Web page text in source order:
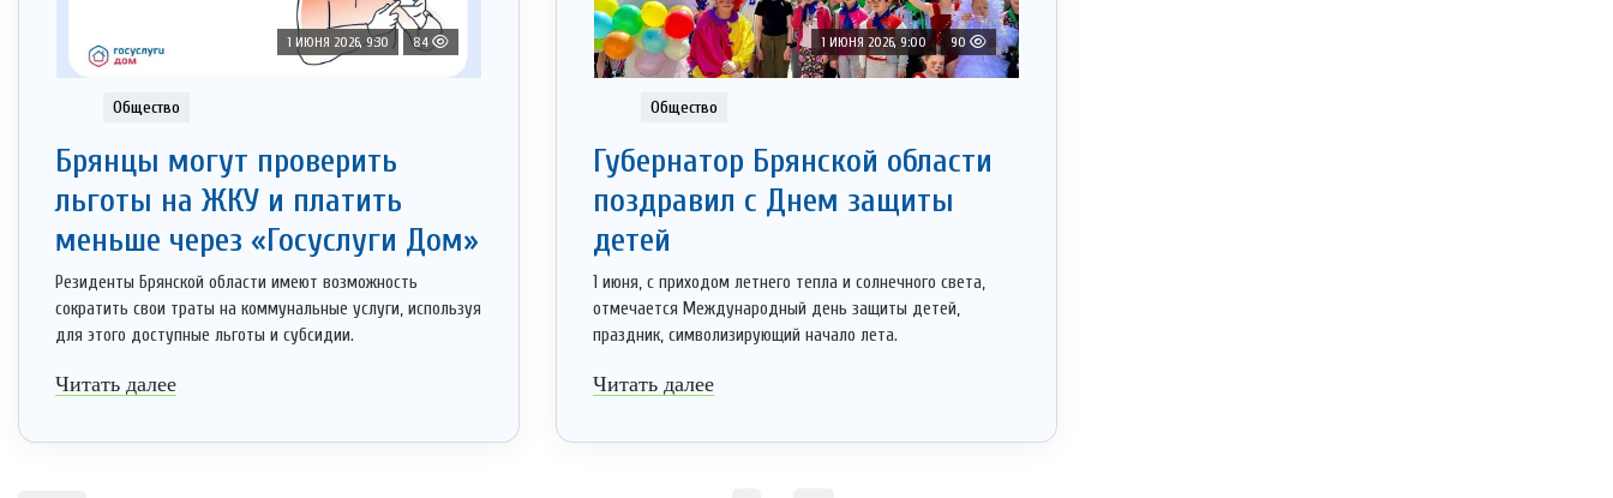
1 ИЮНЯ 2026, 9:30 84
Общество
Брянцы могут проверить
льготы на ЖКУ и платить
меньше через «Госуслуги Дом»
Резиденты Брянской области имеют возможность
сократить свои траты на коммунальные услуги, используя
для этого доступные льготы и субсидии.
Читать далее
1 ИЮНЯ 2026, 9:00 90
Общество
Губернатор Брянской области
поздравил с Днем защиты
детей
1 июня, с приходом летнего тепла и солнечного света,
отмечается Международный день защиты детей,
праздник, символизирующий начало лета.
Читать далее